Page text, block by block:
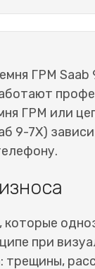
ГРМ
ГРМ или
9-7X)
при
трещины,